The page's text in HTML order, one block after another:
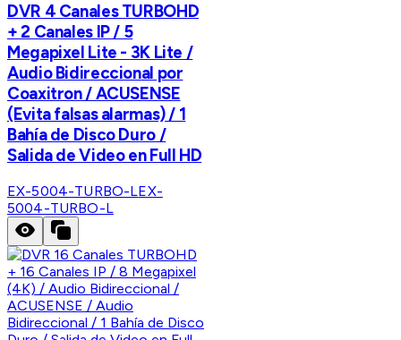
DVR 4 Canales TURBOHD
+ 2 Canales IP / 5
Megapixel Lite - 3K Lite /
Audio Bidireccional por
Coaxitron / ACUSENSE
(Evita falsas alarmas) / 1
Bahía de Disco Duro /
Salida de Video en Full HD
EX-5004-TURBO-LEX-
5004-TURBO-L